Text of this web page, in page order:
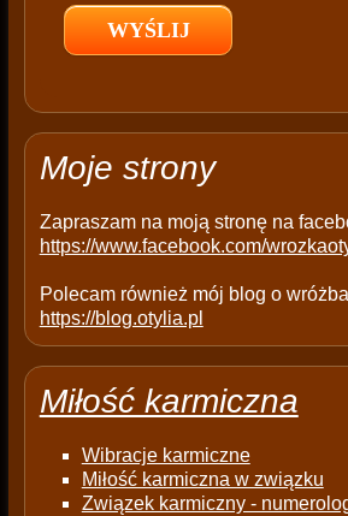
e
p
y
Moje strony
Zapraszam na moją stronę na
https://www.facebook.com/
Polecam również mój blog o
https://blog.otylia.pl
Miłość karmiczna
Wibracje karmiczne
Miłość karmiczna w związku
Związek karmiczny -